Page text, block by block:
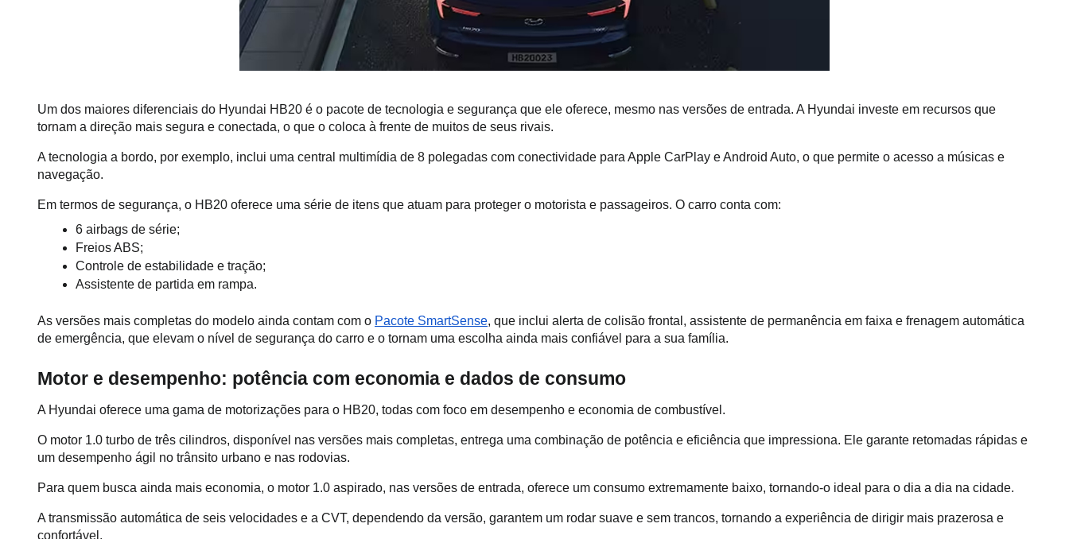
Um dos maiores diferenciais do Hyundai HB20 é o pacote de tecnologia e segurança que ele oferece, mesmo nas versões de entrada. A Hyundai investe em recursos que
tornam a direção mais segura e conectada, o que o coloca à frente de muitos de seus rivais.
A tecnologia a bordo, por exemplo, inclui uma central multimídia de 8 polegadas com conectividade para Apple CarPlay e Android Auto, o que permite o acesso a músicas e
navegação.
Em termos de segurança, o HB20 oferece uma série de itens que atuam para proteger o motorista e passageiros. O carro conta com:
6 airbags de série;
Freios ABS;
Controle de estabilidade e tração;
Assistente de partida em rampa.
As versões mais completas do modelo ainda contam com o Pacote SmartSense, que inclui alerta de colisão frontal, assistente de permanência em faixa e frenagem automática
de emergência, que elevam o nível de segurança do carro e o tornam uma escolha ainda mais confiável para a sua família.
Motor e desempenho: potência com economia e dados de consumo
A Hyundai oferece uma gama de motorizações para o HB20, todas com foco em desempenho e economia de combustível.
O motor 1.0 turbo de três cilindros, disponível nas versões mais completas, entrega uma combinação de potência e eficiência que impressiona. Ele garante retomadas rápidas e
um desempenho ágil no trânsito urbano e nas rodovias.
Para quem busca ainda mais economia, o motor 1.0 aspirado, nas versões de entrada, oferece um consumo extremamente baixo, tornando-o ideal para o dia a dia na cidade.
A transmissão automática de seis velocidades e a CVT, dependendo da versão, garantem um rodar suave e sem trancos, tornando a experiência de dirigir mais prazerosa e
confortável.